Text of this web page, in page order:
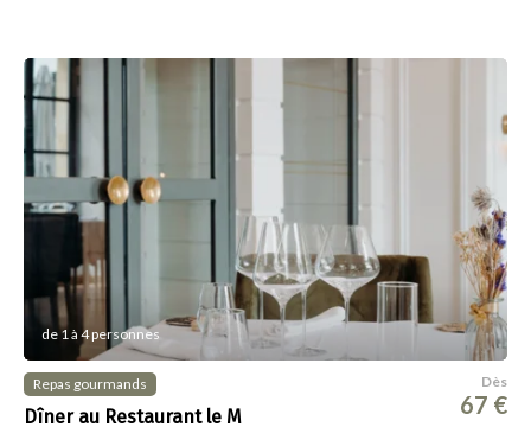
de 1 à 4 personnes
Repas gourmands
Dîner au Restaurant le M
Dès
67 €